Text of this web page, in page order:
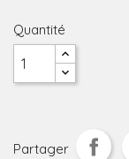
Quantité
Partager